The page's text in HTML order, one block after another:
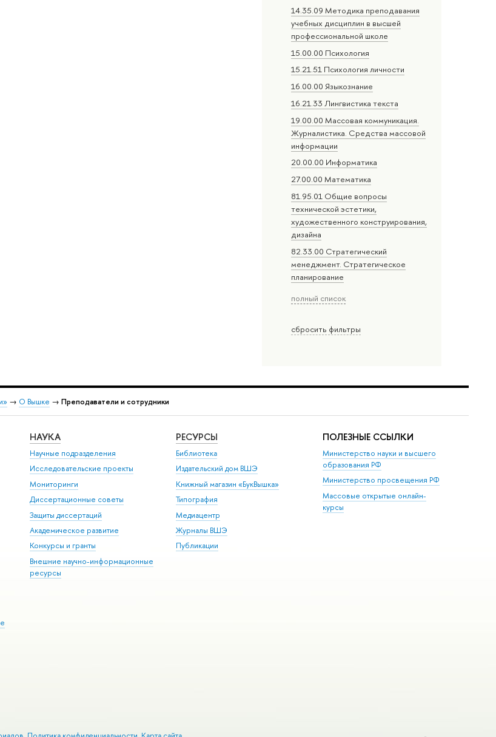
14.35.09 Методика преподавания
учебных дисциплин в высшей
профессиональной школе
15.00.00 Психология
15.21.51 Психология личности
16.00.00 Языкознание
16.21.33 Лингвистика текста
19.00.00 Массовая коммуникация.
Журналистика. Средства массовой
информации
20.00.00 Информатика
27.00.00 Математика
81.95.01 Общие вопросы
технической эстетики,
художественного конструирования,
дизайна
82.33.00 Стратегический
менеджмент. Стратегическое
планирование
полный список
сбросить фильтры
→ О Вышке → Преподаватели и сотрудники
НАУКА
Научные подразделения
Исследовательские проекты
Мониторинги
Диссертационные советы
Защиты диссертаций
Академическое развитие
Конкурсы и гранты
Внешние научно-информационные
ресурсы
РЕСУРСЫ
Библиотека
Издательский дом ВШЭ
Книжный магазин «БукВышка»
Типография
Медиацентр
Журналы ВШЭ
Публикации
ПОЛЕЗНЫЕ ССЫЛКИ
Министерство науки и высшего
образования РФ
Министерство просвещения РФ
Массовые открытые онлайн-
курсы